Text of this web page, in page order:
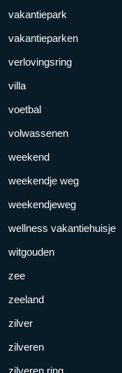
vakantiepark
vakantieparken
verlovingsring
villa
voetbal
volwassenen
weekend
weekendje weg
weekendjeweg
wellness vakantiehuisje
witgouden
zee
zeeland
zilver
zilveren
zilveren ring